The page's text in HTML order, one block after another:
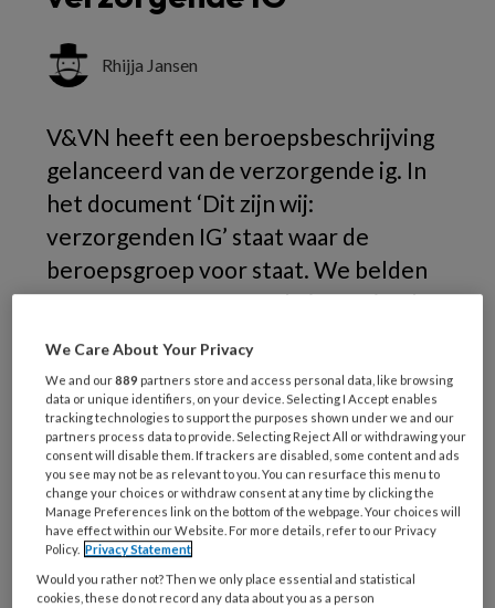
Rhijja Jansen
V&VN heeft een beroepsbeschrijving
gelanceerd van de verzorgende ig. In
het document ‘Dit zijn wij:
verzorgenden IG’ staat waar de
beroepsgroep voor staat. We belden
erover met verzorgende ig Marita de
Verzorgenden.
We Care About Your Privacy
We and our889 partners store and access personal data, like browsing
data or unique identifiers, on your device. Selecting I Accept enables
tracking technologies to support the purposes shown under we and our
partners process data to provide. Selecting Reject All or withdrawing your
consent will disable them. If trackers are disabled, some content and ads
you see may not be as relevant to you. You can resurface this menu to
change your choices or withdraw consent at any time by clicking the
Manage Preferences link on the bottom of the webpage. Your choices will
have effect within our Website. For more details, refer to our Privacy
Policy. Privacy Statement
Would you rather not? Then we only place essential and statistical
cookies, these do not record any data about you as a person